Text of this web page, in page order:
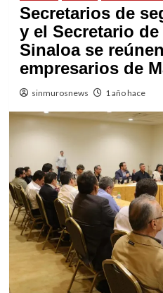
Secretarios de
y el Secretario
Sinaloa se
empresarios de
sinmurosnews 1 año hace